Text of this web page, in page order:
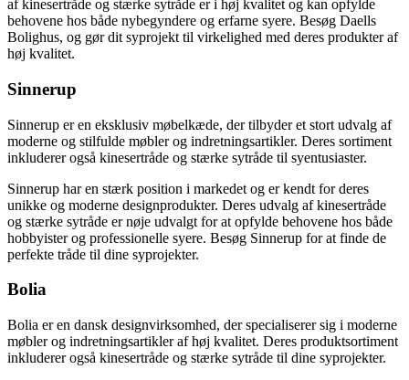
af kinesertråde og stærke sytråde er i høj kvalitet og kan opfylde
behovene hos både nybegyndere og erfarne syere. Besøg Daells
Bolighus, og gør dit syprojekt til virkelighed med deres produkter af
høj kvalitet.
Sinnerup
Sinnerup er en eksklusiv møbelkæde, der tilbyder et stort udvalg af
moderne og stilfulde møbler og indretningsartikler. Deres sortiment
inkluderer også kinesertråde og stærke sytråde til syentusiaster.
Sinnerup har en stærk position i markedet og er kendt for deres
unikke og moderne designprodukter. Deres udvalg af kinesertråde
og stærke sytråde er nøje udvalgt for at opfylde behovene hos både
hobbyister og professionelle syere. Besøg Sinnerup for at finde de
perfekte tråde til dine syprojekter.
Bolia
Bolia er en dansk designvirksomhed, der specialiserer sig i moderne
møbler og indretningsartikler af høj kvalitet. Deres produktsortiment
inkluderer også kinesertråde og stærke sytråde til dine syprojekter.